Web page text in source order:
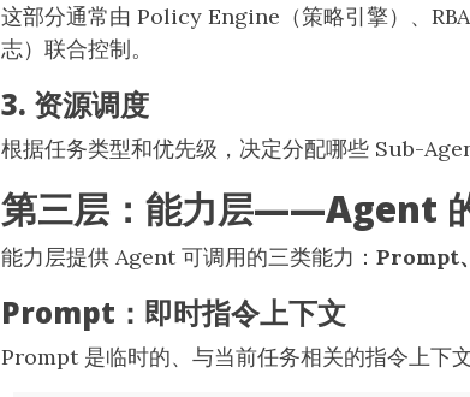
这部分通常由 Policy Engine（策略引擎）、
志）联合控制。
3. 资源调度
根据任务类型和优先级，决定分配哪些 Sub-
第三层：能力层——Agent
能力层提供 Agent 可调用的三类能力： Prompt
Prompt：即时指令上下文
Prompt 是临时的、与当前任务相关的指令上下文